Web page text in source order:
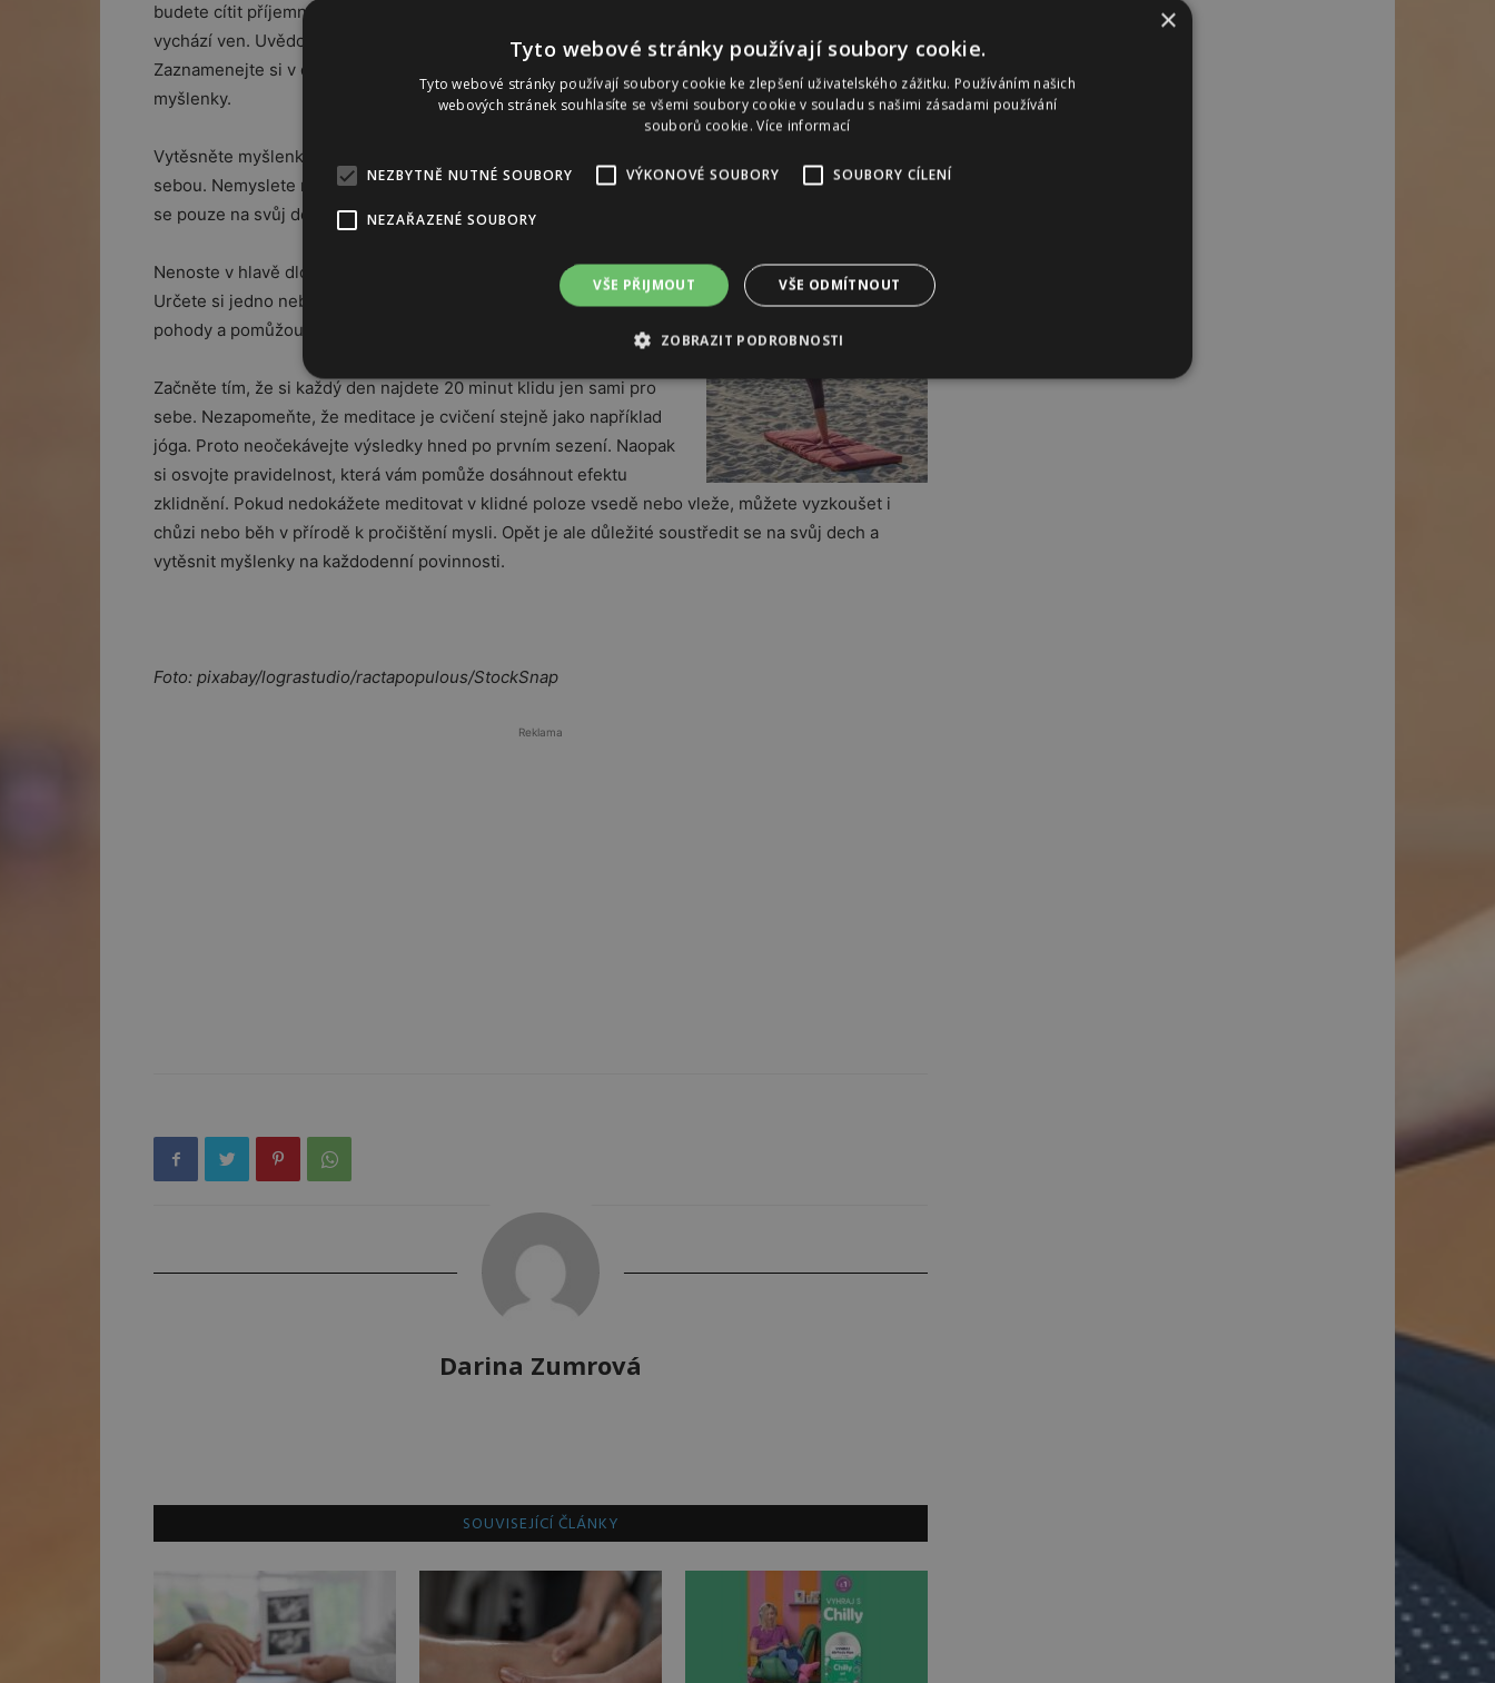
budete cítit příjemně. Na svůj dech se soustřeďte. Vnímejte, jak vzduch proudí do těla a zase z něj
vychází ven. Uvědomte si, jak vdechnutý vzduch prostupuje tělem a jak ho opouští při výdechu.
Zaznamenejte si v duchu, jak se při tomto vědomém dýchání cítíte. Zažeňte všechny negativní
myšlenky.
Vytěsněte myšlenky na všechny povinnosti, které máte před
sebou. Nemyslete na to, co máte koupit nebo udělat a soustřeďte
se pouze na svůj dech.
Nenoste v hlavě dlouhý seznam cílů nebo nápadů, které máte.
Určete si jedno nebo dvě slova, která vám pomohou dostat se do
pohody a pomůžou vám dívat se na svět pozitivněji.
Začněte tím, že si každý den najdete 20 minut klidu jen sami pro
sebe. Nezapomeňte, že meditace je cvičení stejně jako například
jóga. Proto neočekávejte výsledky hned po prvním sezení. Naopak
si osvojte pravidelnost, která vám pomůže dosáhnout efektu
zklidnění. Pokud nedokážete meditovat v klidné poloze vsedě nebo vleže, můžete vyzkoušet i
chůzi nebo běh v přírodě k pročištění mysli. Opět je ale důležité soustředit se na svůj dech a
vytěsnit myšlenky na každodenní povinnosti.
Foto: pixabay/lograstudio/ractapopulous/StockSnap
Reklama
Darina Zumrová
SOUVISEJÍCÍ ČLÁNKY
×
Tyto webové stránky používají soubory cookie.
Tyto webové stránky používají soubory cookie ke zlepšení uživatelského zážitku. Používáním našich
webových stránek souhlasíte se všemi soubory cookie v souladu s našimi zásadami používání
souborů cookie.Více informací
NEZBYTNĚ NUTNÉ SOUBORY VÝKONOVÉ SOUBORY SOUBORY CÍLENÍ
NEZAŘAZENÉ SOUBORY
VŠE PŘIJMOUT VŠE ODMÍTNOUT
ZOBRAZIT PODROBNOSTI